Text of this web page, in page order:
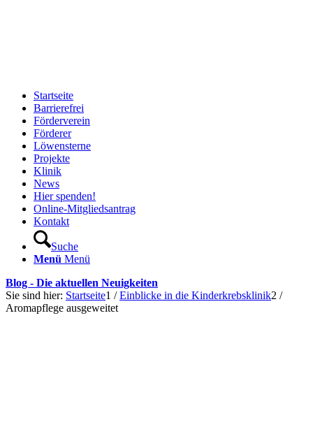
Startseite
Barrierefrei
Förderverein
Förderer
Löwensterne
Projekte
Klinik
News
Hier spenden!
Online-Mitgliedsantrag
Kontakt
Suche
Menü Menü
Blog - Die aktuellen Neuigkeiten
Sie sind hier: Startseite1 / Einblicke in die Kinderkrebsklinik2 /
Aromapflege ausgeweitet